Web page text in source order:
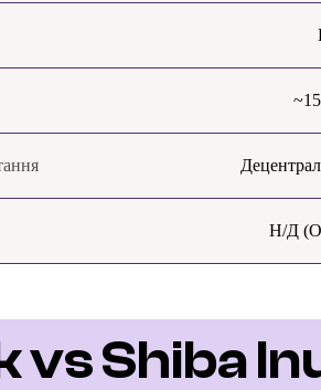
Н/Д
vs Shiba